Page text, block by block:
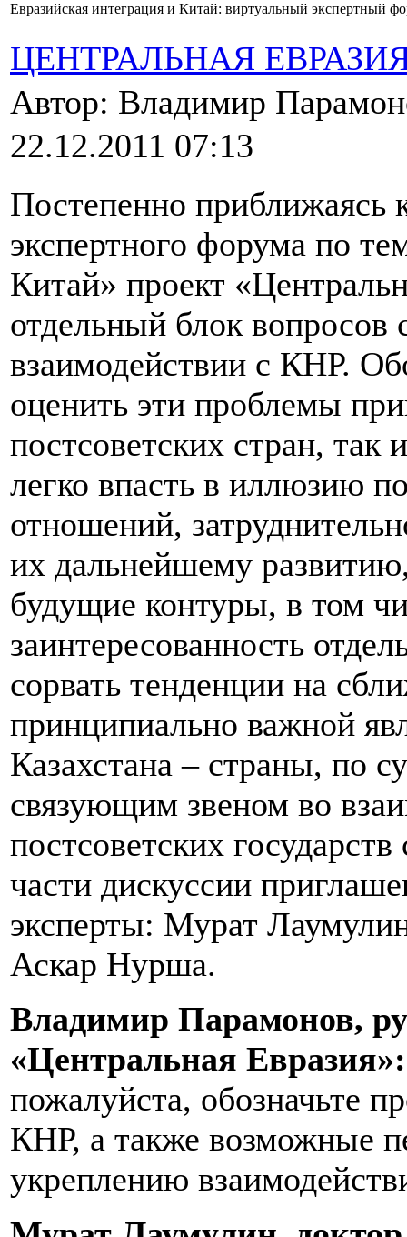
Евразийская интеграция и Китай: виртуальный экспертный
ЦЕНТРАЛЬНАЯ
Автор: Владимир
22.12.2011 07:13
Постепенно приближаясь
экспертного форума по
Китай» проект
отдельный блок
взаимодействии с КНР.
оценить эти проблемы
постсоветских стран,
легко впасть в иллюзию
отношений,
их дальнейшему
будущие контуры, в том
заинтересованность
сорвать тенденции на
принципиально важной
Казахстана – страны, по
связующим звеном во
постсоветских
части дискуссии
эксперты: Мурат
Аскар Нурша.
Владимир Парамонов,
«Центральная Евразия»:
пожалуйста, обозначьте
КНР, а также возможные
укреплению